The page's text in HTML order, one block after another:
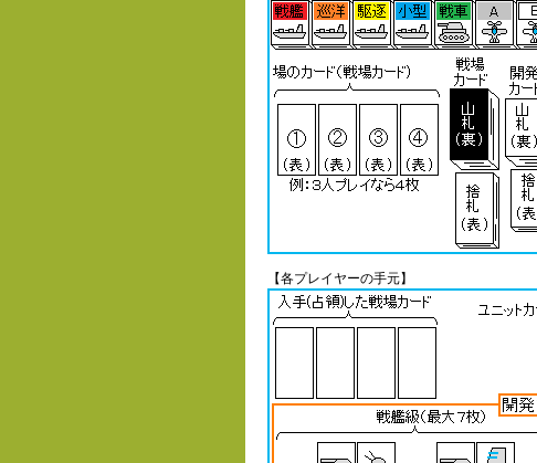
【各プレイヤーの手元】